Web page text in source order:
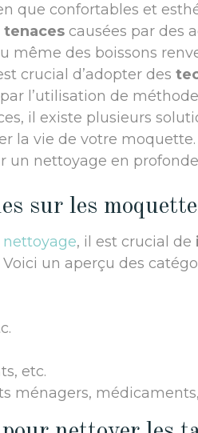
que confortables et
tenaces causées par des
des boissons
crucial d’adopter des
l’utilisation de
il existe plusieurs
la vie de votre
un nettoyage en
sur les
nettoyage, il est crucial de
un aperçu des
etc.
ménagers,